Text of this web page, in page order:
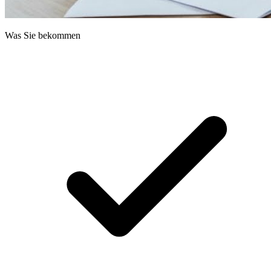
Was Sie bekommen